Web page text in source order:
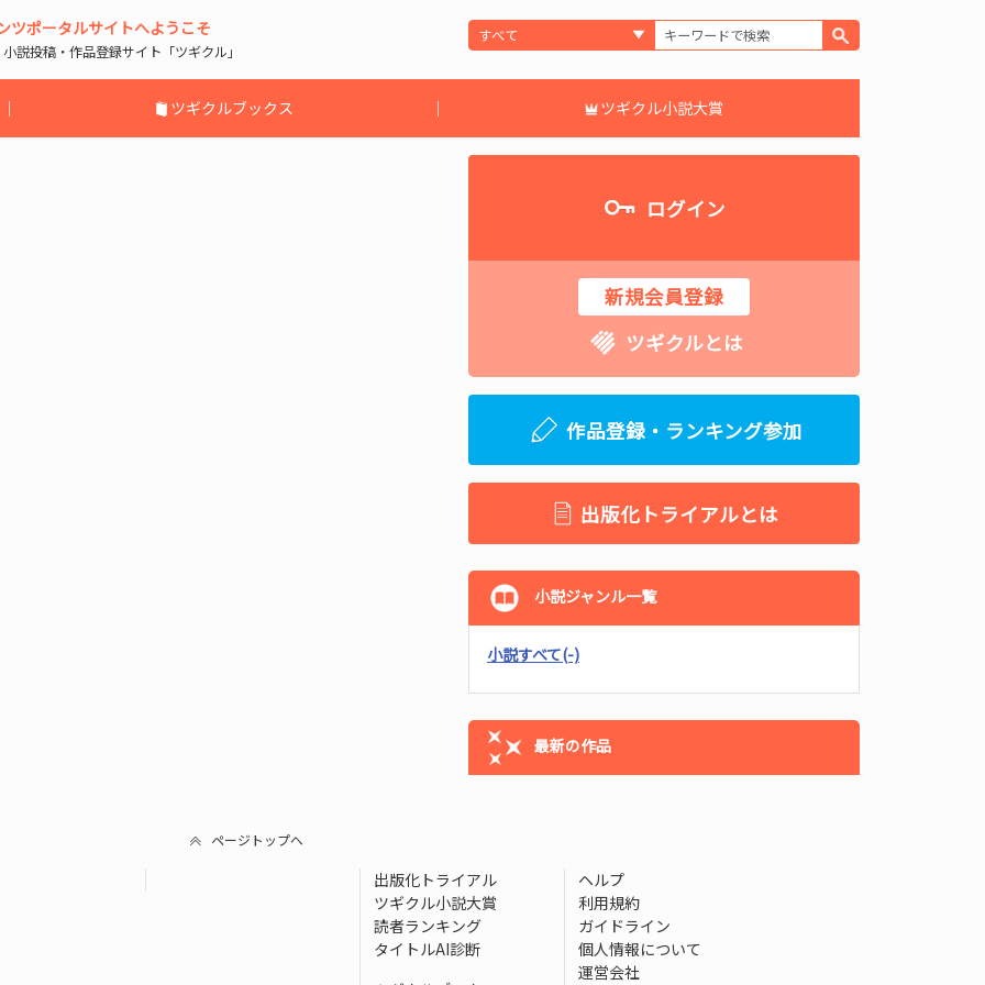
ツポータルサイトへようこそ
説投稿・作品登録サイト「ツギクル」
｜ ツギクルブックス ｜ ツギクル小説大賞
ログイン
新規会員登録
ツギクルとは
作品登録・ランキング参加
出版化トライアルとは
小説ジャンル一覧
小説すべて(-)
最新の作品
ページトップへ
出版化トライアル
ツギクル小説大賞
読者ランキング
タイトルAI診断
ヘルプ
利用規約
ガイドライン
個人情報について
運営会社